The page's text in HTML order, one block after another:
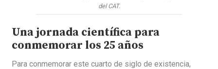
del CAT.
Una jornada científica para
conmemorar los 25 años
Para conmemorar este cuarto de siglo de existencia,